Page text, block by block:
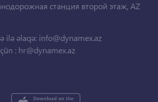
станция второй этаж, AZ
ilə əlaqə: info@dynamex.az
: hr@dynamex.az